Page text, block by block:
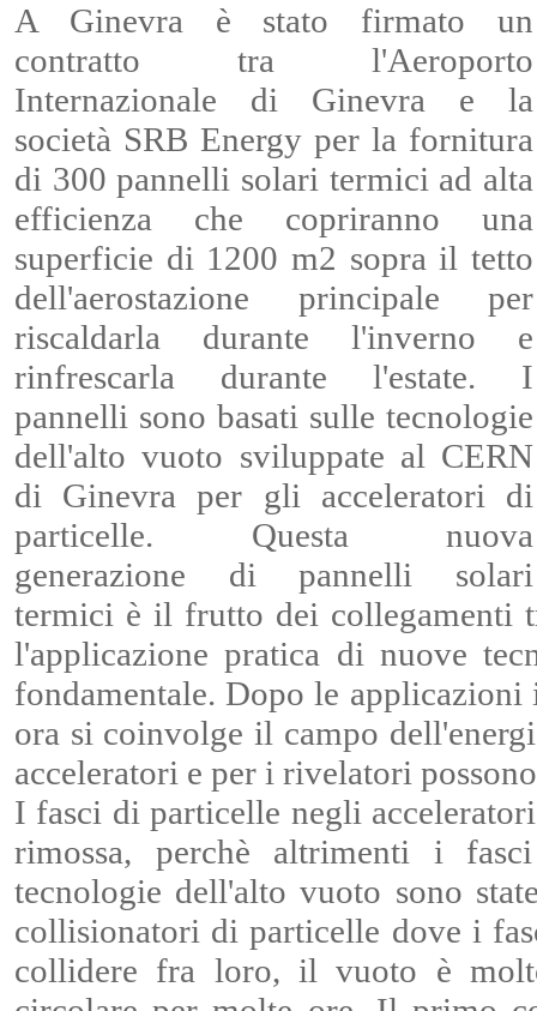
A Ginevra è stato firmato un
contratto tra l'Aeroporto
Internazionale di Ginevra e la
società SRB Energy per la fornitura
di 300 pannelli solari termici ad alta
efficienza che copriranno una
superficie di 1200 m2 sopra il tetto
dell'aerostazione principale per
riscaldarla durante l'inverno e
rinfrescarla durante l'estate. I
pannelli sono basati sulle tecnologie
dell'alto vuoto sviluppate al CERN
di Ginevra per gli acceleratori di
particelle. Questa nuova
generazione di pannelli solari
termici è il frutto dei collegamenti
l'applicazione pratica di nuove
fondamentale. Dopo le
ora si coinvolge il campo
acceleratori e per i rivelatori
I fasci di particelle negli
rimossa, perchè altrimenti i
tecnologie dell'alto vuoto sono
collisionatori di particelle dove i
collidere fra loro, il vuoto è